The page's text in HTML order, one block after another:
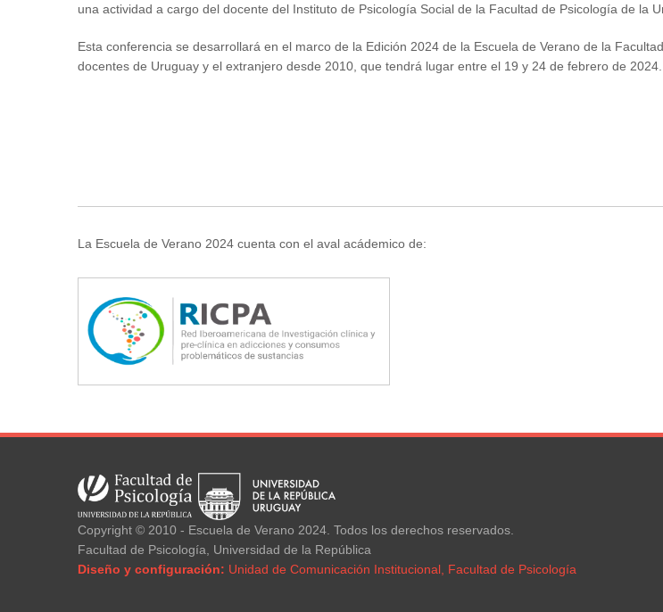
una actividad a cargo del docente del Instituto de Psicología Social de la Facultad de Psicología de la
Esta conferencia se desarrollará en el marco de la Edición 2024 de la Escuela de Verano de la
docentes de Uruguay y el extranjero desde 2010, que tendrá lugar entre el 19 y 24 de febrero de 2024.
La Escuela de Verano 2024 cuenta con el aval acádemico de:
Copyright © 2010 - Escuela de Verano 2024. Todos los derechos reservados.
Facultad de Psicología, Universidad de la República
Diseño y configuración: Unidad de Comunicación Institucional, Facultad de Psicología